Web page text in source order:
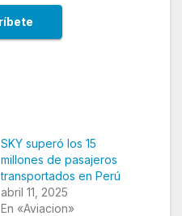
SKY superó los 15
millones de pasajeros
transportados en Perú
abril 11, 2025
En «Aviacion»